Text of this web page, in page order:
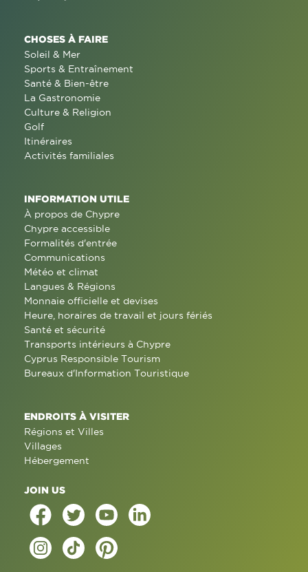
CHOSES À FAIRE
Soleil & Mer
Sports & Entraînement
Santé & Bien-être
La Gastronomie
Culture & Religion
Golf
Itinéraires
Activités familiales
INFORMATION UTILE
À propos de Chypre
Chypre accessible
Formalités d'entrée
Communications
Météo et climat
Langues & Régions
Monnaie officielle et devises
Heure, horaires de travail et jours fériés
Santé et sécurité
Transports intérieurs à Chypre
Cyprus Responsible Tourism
Bureaux d'Information Touristique
ENDROITS À VISITER
Régions et Villes
Villages
Hébergement
JOIN US